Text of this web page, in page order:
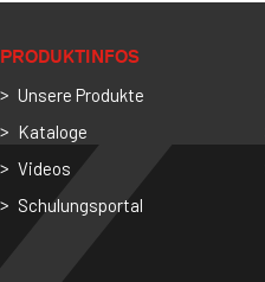
PRODUKTINFOS
Unsere Produkte
Kataloge
Videos
Schulungsportal